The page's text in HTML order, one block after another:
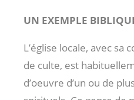
UN EXEMPLE
L’église locale, avec sa
de culte, est
d’oeuvre d’un ou de